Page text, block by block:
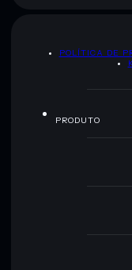
POLÍTICA DE
PRODUTO